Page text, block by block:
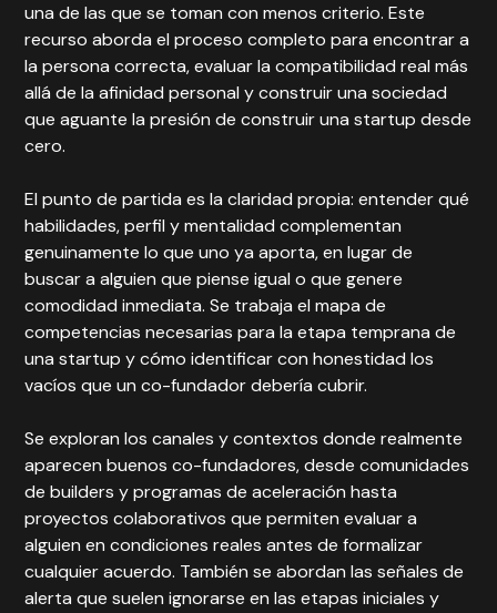
una de las que se toman con menos criterio. Este
recurso aborda el proceso completo para encontrar a
la persona correcta, evaluar la compatibilidad real más
allá de la afinidad personal y construir una sociedad
que aguante la presión de construir una startup desde
cero.
El punto de partida es la claridad propia: entender qué
habilidades, perfil y mentalidad complementan
genuinamente lo que uno ya aporta, en lugar de
buscar a alguien que piense igual o que genere
comodidad inmediata. Se trabaja el mapa de
competencias necesarias para la etapa temprana de
una startup y cómo identificar con honestidad los
vacíos que un co-fundador debería cubrir.
Se exploran los canales y contextos donde realmente
aparecen buenos co-fundadores, desde comunidades
de builders y programas de aceleración hasta
proyectos colaborativos que permiten evaluar a
alguien en condiciones reales antes de formalizar
cualquier acuerdo. También se abordan las señales de
alerta que suelen ignorarse en las etapas iniciales y